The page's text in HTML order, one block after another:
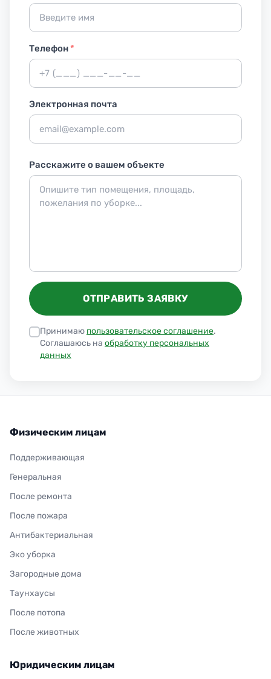
Телефон*
Электронная почта
Расскажите о вашем объекте
ОТПРАВИТЬ ЗАЯВКУ
Принимаю пользовательское соглашение.
Соглашаюсь на обработку персональных
данных
Физическим лицам
Поддерживающая
Генеральная
После ремонта
После пожара
Антибактериальная
Эко уборка
Загородные дома
Таунхаусы
После потопа
После животных
Юридическим лицам